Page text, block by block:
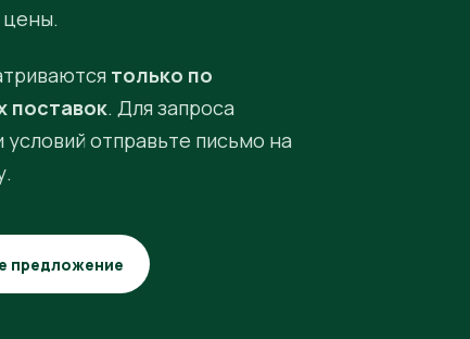
цены.
только по
поставок. Для запроса
условий отправьте письмо на
предложение